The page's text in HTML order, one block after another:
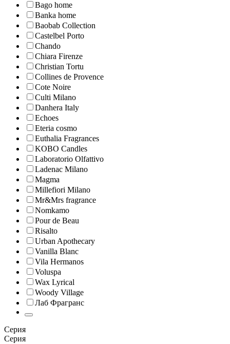
Bago home
Banka home
Baobab Collection
Castelbel Porto
Chando
Chiara Firenze
Christian Tortu
Collines de Рrovencе
Cote Noire
Culti Milano
Danhera Italy
Echoes
Eteria cosmo
Euthalia Fragrances
KOBO Candles
Laboratorio Olfattivo
Ladenac Milano
Magma
Millefiori Milano
Mr&Mrs fragrance
Nomkamo
Pour de Beau
Risalto
Urban Apothecary
Vanilla Blanc
Vila Hermanos
Voluspa
Wax Lyrical
Woody Village
Лаб Фрагранс
Серия
Серия